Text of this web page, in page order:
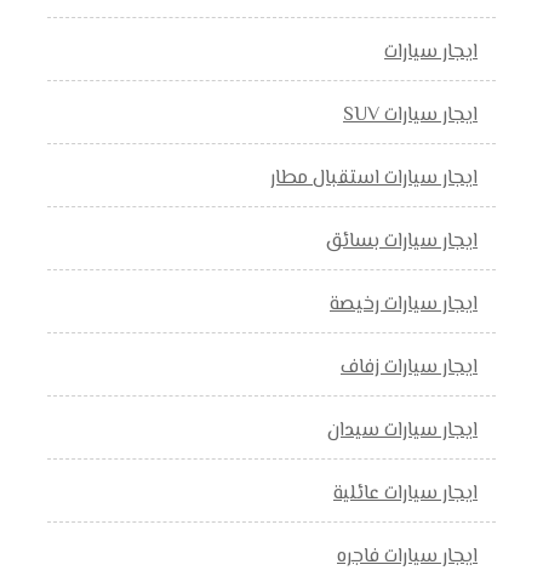
ايجار سيارات
ايجار سيارات SUV
ايجار سيارات استقبال مطار
ايجار سيارات بسائق
ايجار سيارات رخيصة
ايجار سيارات زفاف
ايجار سيارات سيدان
ايجار سيارات عائلية
ايجار سيارات فاجره